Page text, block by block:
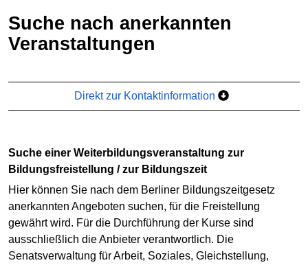
Suche nach anerkannten
Veranstaltungen
Direkt zur Kontaktinformation
Suche einer Weiterbildungsveranstaltung zur
Bildungsfreistellung / zur Bildungszeit
Hier können Sie nach dem Berliner Bildungszeitgesetz
anerkannten Angeboten suchen, für die Freistellung
gewährt wird. Für die Durchführung der Kurse sind
ausschließlich die Anbieter verantwortlich. Die
Senatsverwaltung für Arbeit, Soziales, Gleichstellung,